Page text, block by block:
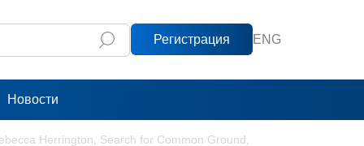
Регистрация ENG
Новости
Herrington, Search for Common Ground,